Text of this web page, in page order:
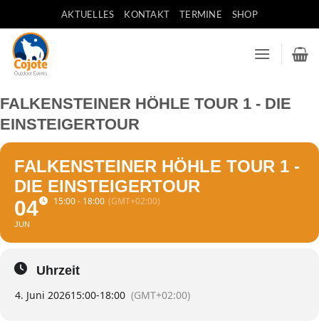
Inhalt
springen
AKTUELLES KONTAKT TERMINE SHOP
FALKENSTEINER HÖHLE TOUR 1 - DIE
EINSTEIGERTOUR
FALKENSTEINER HÖHLE TOUR 1 -
DIE EINSTEIGERTOUR
04
JUN
15:00 - 18:00 (GMT+02:00)
Uhrzeit
4. Juni 202615:00-18:00 (GMT+02:00)